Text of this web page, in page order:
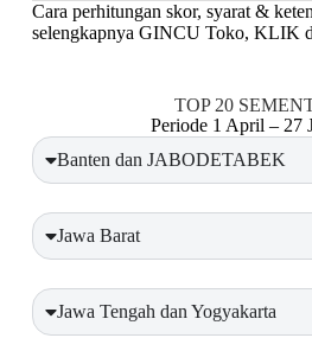
Cara perhitungan skor, syarat &
selengkapnya GINCU Toko, KLIK
TOP 20
Periode 1 April – 27
Banten dan JABODETABEK
Jawa Barat
Jawa Tengah dan Yogyakarta